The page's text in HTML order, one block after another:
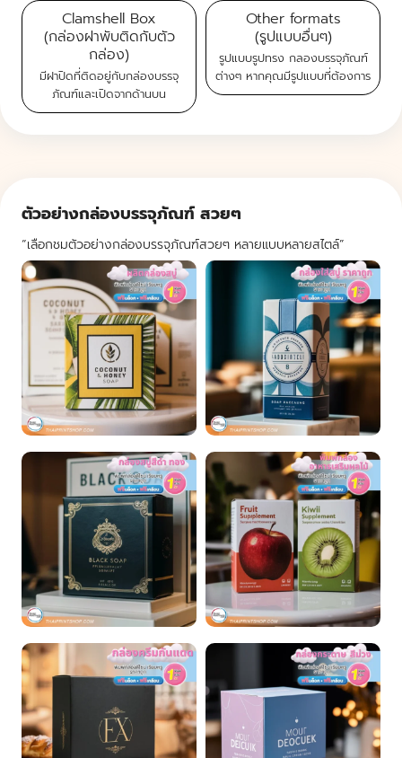
Clamshell Box
(กล่องฝาพับติดกับตัว
กล่อง)
มีฝาปิดที่ติดอยู่กับกล่องบรรจุ
ภัณฑ์และเปิดจากด้านบน
Other formats
(รูปแบบอื่นๆ)
รูปแบบรูปทรง กลองบรรจุภัณฑ์
ต่างๆ หากคุณมีรูปแบบที่ต้องการ
ตัวอย่างกล่องบรรจุภัณฑ์ สวยๆ
“เลือกชมตัวอย่างกล่องบรรจุภัณฑ์สวยๆ หลายแบบหลายสไตล์”